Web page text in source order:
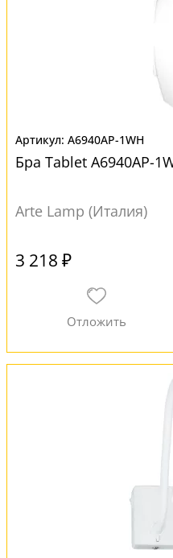
A6940AP-1WH
Бра Tablet A6940AP-
Arte Lamp (Италия)
3 218 ₽